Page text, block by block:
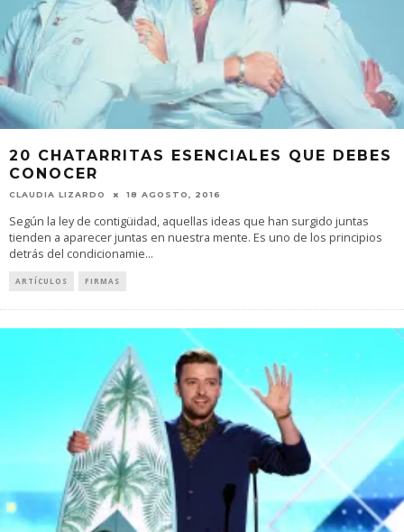
20 CHATARRITAS ESENCIALES QUE DEBES
CONOCER
CLAUDIA LIZARDO 18 AGOSTO, 2016
Según la ley de contigüidad, aquellas ideas que han surgido juntas
tienden a aparecer juntas en nuestra mente. Es uno de los principios
detrás del condicionamie...
ARTÍCULOS FIRMAS